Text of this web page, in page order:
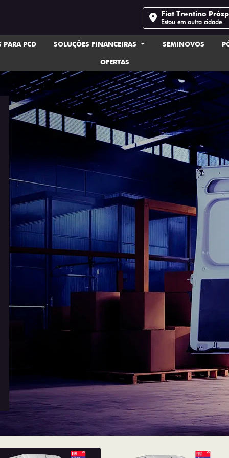
Fiat Trentino
Estou em outra cidade
PARA PCD SOLUÇÕES FINANCEIRAS SEMINOVOS
OFERTAS